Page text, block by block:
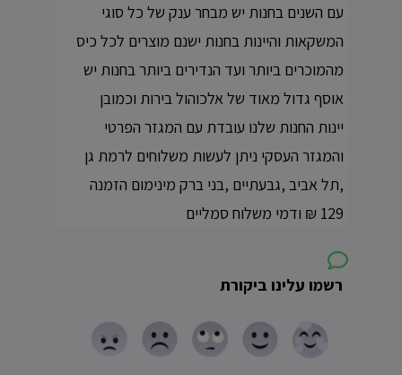
עם השנים בחנות יש מבחר ענק של כל סוגי
המשקאות והיינות בחנות ישנם מוצרים לכל כיס
מהמוכרים ביותר ועד הנדירים ביותר בחנות יש
אוסף גדול מאוד של אלכוהול בירות וכמובן
יינות החנות שלנו עובדת עם המגזר הפרטי
והמגזר העסקי ניתן לעשות משלוחים לרמת גן
,תל אביב ,גבעתיים ,בני ברק מינימום הזמנה
129 ₪ ודמי משלוח סמליים
רשמו עלינו ביקורת